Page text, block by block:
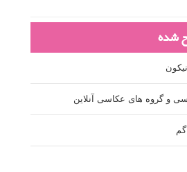
شده
و گروه های عکاسی آنلاین